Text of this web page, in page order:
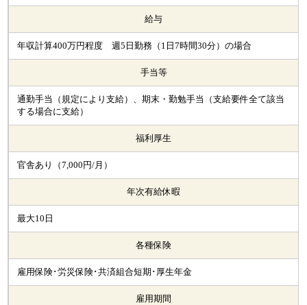
給与
年収計算400万円程度 週5日勤務（1日7時間30分）の場合
手当等
通勤手当（規定により支給）、期末・勤勉手当（支給要件全て該当
する場合に支給）
福利厚生
官舎あり（7,000円/月）
年次有給休暇
最大10日
各種保険
雇用保険･労災保険･共済組合短期･厚生年金
雇用期間